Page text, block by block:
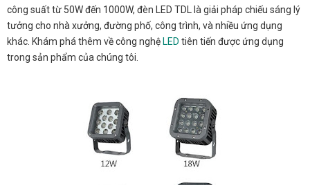
công suất từ 50W đến 1000W, đèn LED TDL là giải pháp chiếu sáng lý
tưởng cho nhà xưởng, đường phố, công trình, và nhiều ứng dụng
khác. Khám phá thêm về công nghệ LED tiên tiến được ứng dụng
trong sản phẩm của chúng tôi.